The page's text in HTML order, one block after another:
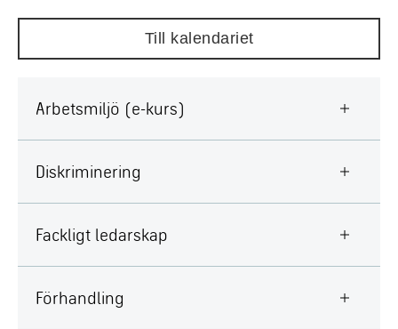
Till kalendariet
Arbetsmiljö (e-kurs)
Diskriminering
Fackligt ledarskap
Förhandling